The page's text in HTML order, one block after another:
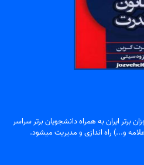
ایران به همراه دانشجویان برتر سراسر
و...) راه اندازی و مدیریت میشود.